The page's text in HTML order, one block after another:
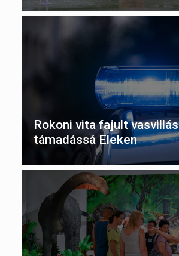
Rokoni vita fajult vasvillás
támadássá Eleken